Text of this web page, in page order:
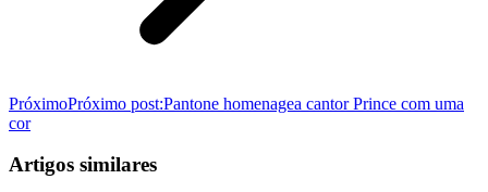
PróximoPróximo post:Pantone homenagea cantor Prince com uma
cor
Artigos similares